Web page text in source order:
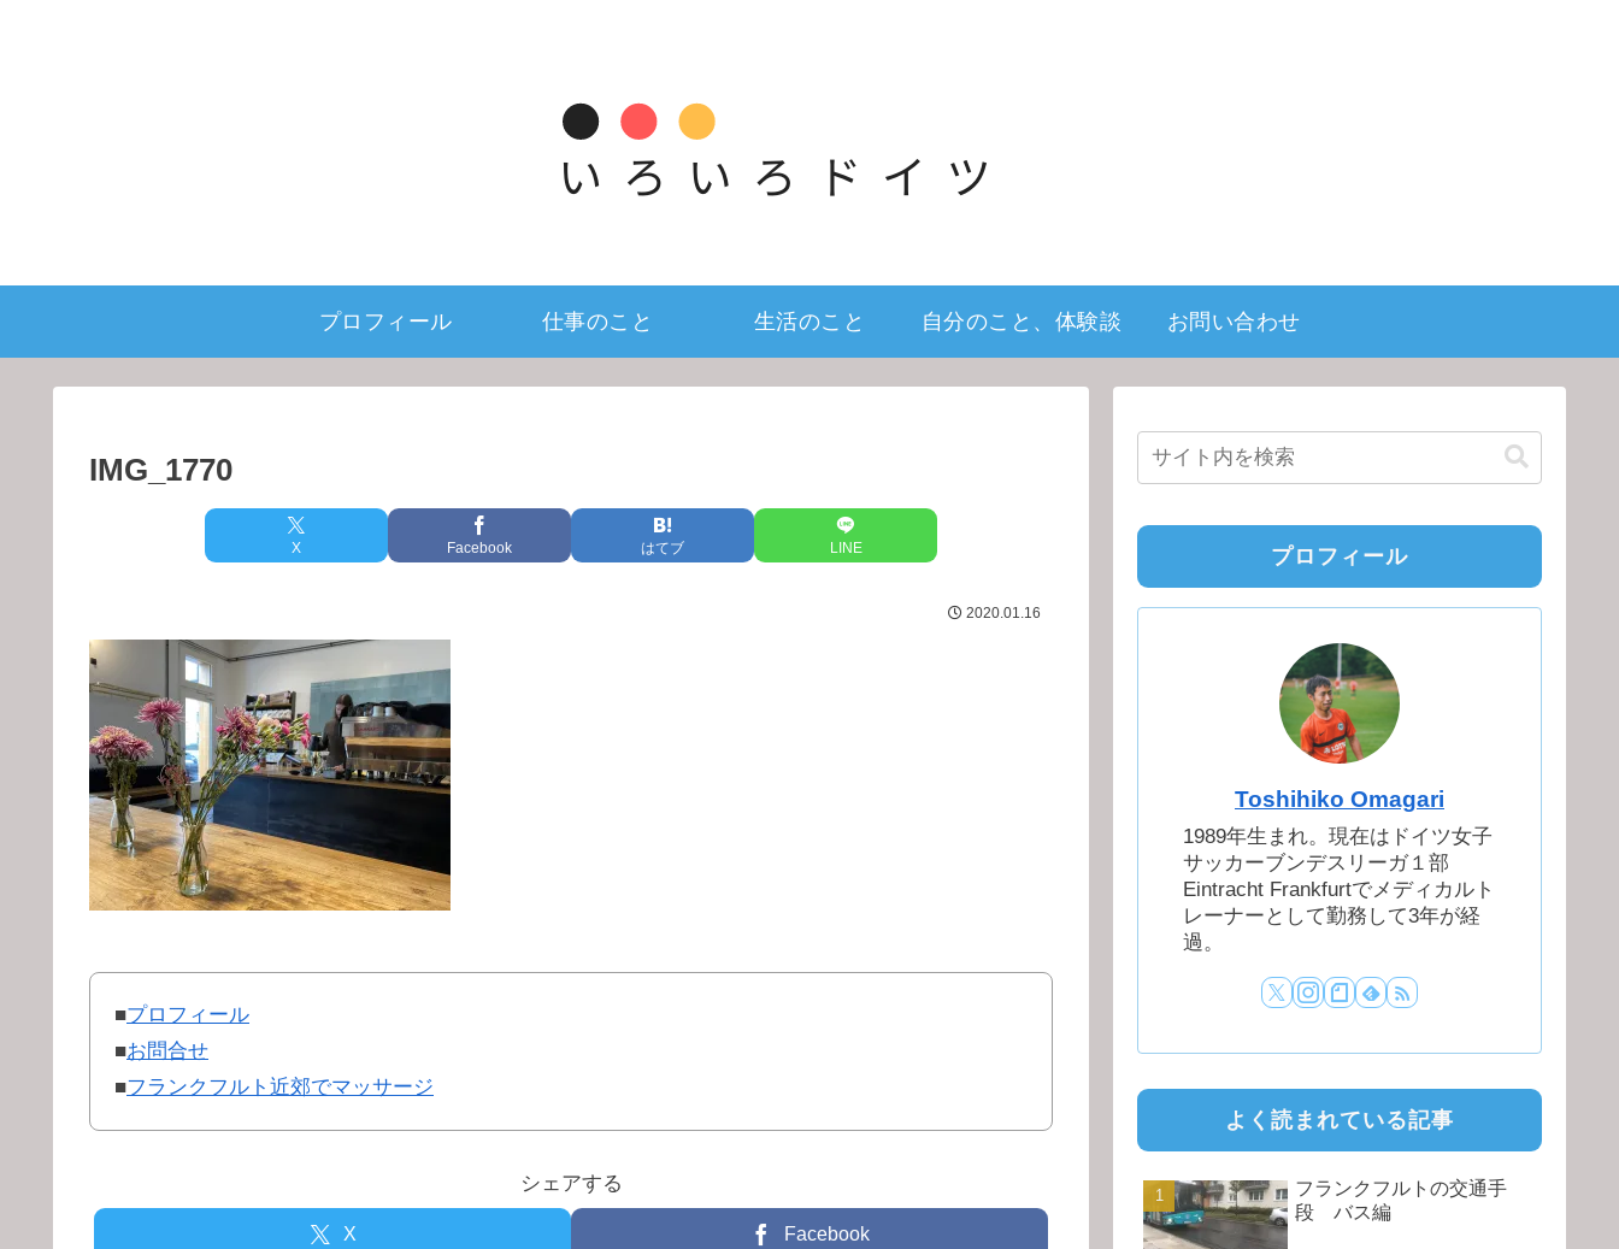
プロフィール 仕事のこと 生活のこと 自分のこと、体験談 お問い合わせ
IMG_1770
X Facebook はてブ LINE
2020.01.16
■プロフィール
■お問合せ
■フランクフルト近郊でマッサージ
シェアする
X Facebook
プロフィール
Toshihiko Omagari
1989年生まれ。現在はドイツ女子
サッカーブンデスリーガ１部
Eintracht Frankfurtでメディカルト
レーナーとして勤務して3年が経
過。
よく読まれている記事
フランクフルトの交通手
段 バス編